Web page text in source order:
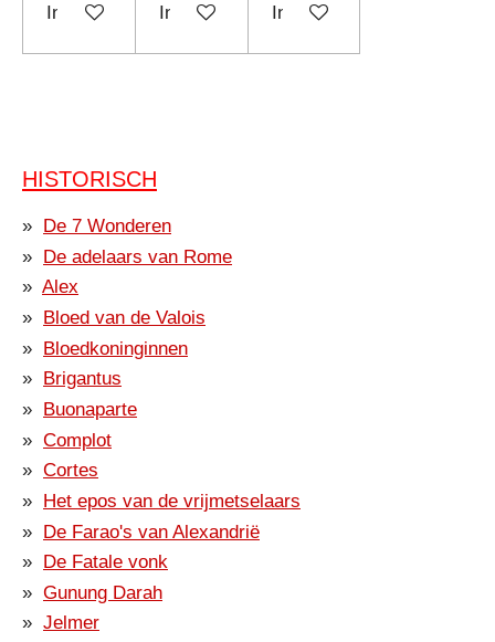
In winkelwagenIn winkelwagenIn winkelwagen
HISTORISCH
De 7 Wonderen
De adelaars van Rome
Alex
Bloed van de Valois
Bloedkoninginnen
Brigantus
Buonaparte
Complot
Cortes
Het epos van de vrijmetselaars
De Farao's van Alexandrië
De Fatale vonk
Gunung Darah
Jelmer